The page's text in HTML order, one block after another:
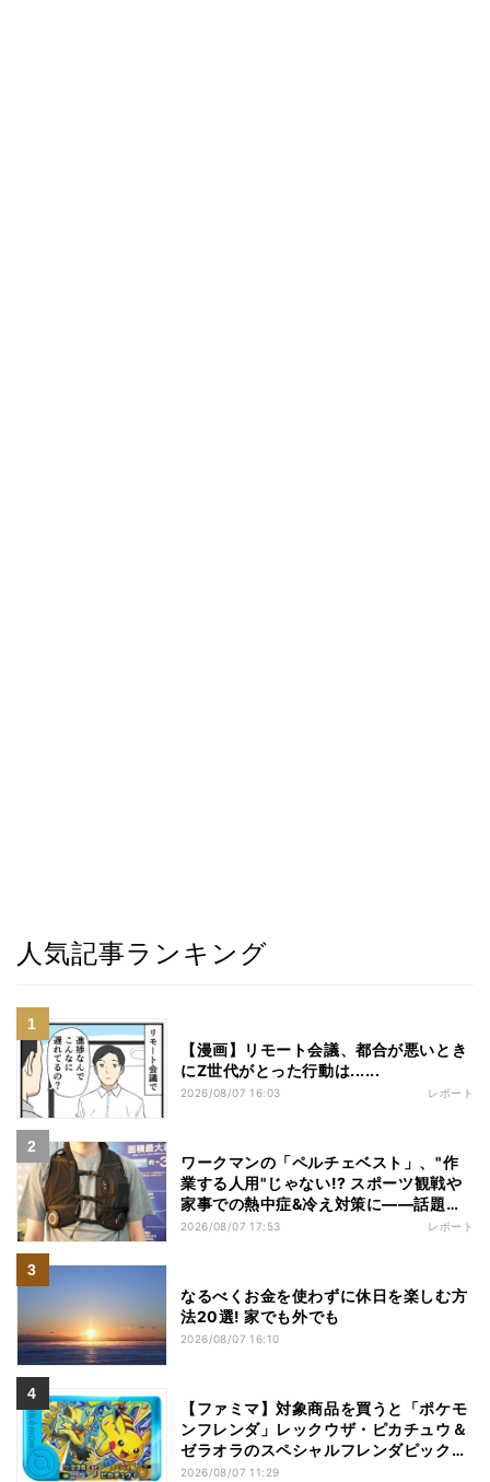
人気記事ランキング
【漫画】リモート会議、都合が悪いとき
にZ世代がとった行動は......
2026/08/07 16:03 レポート
ワークマンの「ペルチェベスト」、"作
業する人用"じゃない!? スポーツ観戦や
家事での熱中症&冷え対策に――話題の
商品を徹底検証
2026/08/07 17:53 レポート
なるべくお金を使わずに休日を楽しむ方
法20選! 家でも外でも
2026/08/07 16:10
【ファミマ】対象商品を買うと「ポケモ
ンフレンダ」レックウザ・ピカチュウ＆
ゼラオラのスペシャルフレンダピックが
もらえるキャンペーン
2026/08/07 11:29